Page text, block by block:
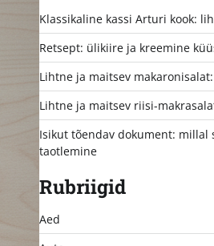
Klassikaline kassi Arturi kook:
Retsept: ülikiire ja kreemine
Lihtne ja maitsev
Lihtne ja maitsev riisi-
Isikut tõendav dokument: millal
taotlemine
Rubriigid
Aed